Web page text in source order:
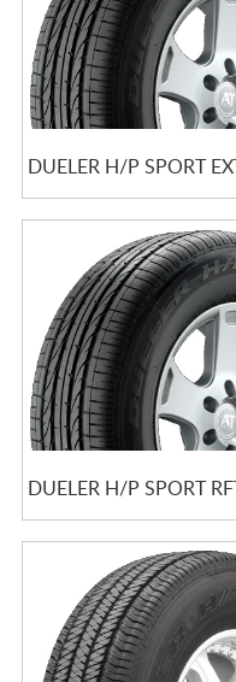
DUELER H/P SPORT EXT
DUELER H/P SPORT RFT